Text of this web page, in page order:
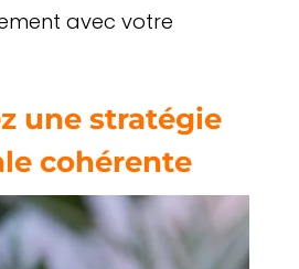
avec votre
une stratégie
cohérente